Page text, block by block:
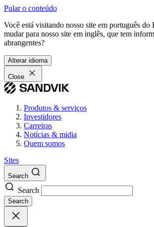
Pular o conteúdo
Você está visitando nosso site em português do
mudar para nosso site em inglês, que tem
abrangentes?
Alterar idioma
Close
Produtos & serviços
Investidores
Carreiras
Notícias & midia
Quem somos
Sites
Search
Search
Search